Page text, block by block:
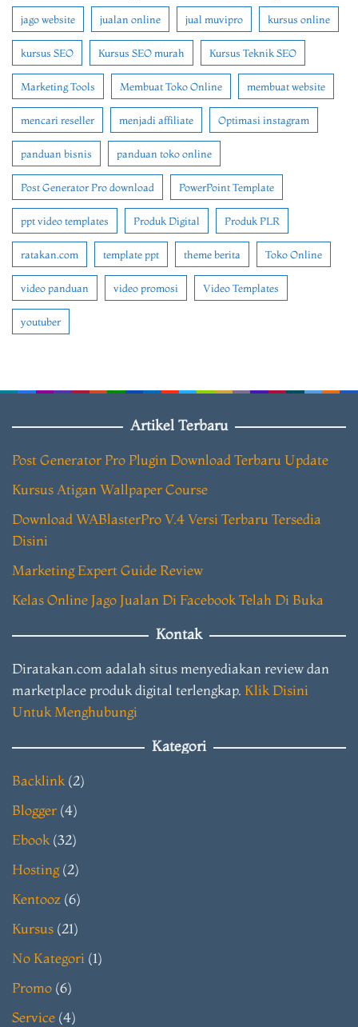
jago website jualan online jual muvipro kursus online
kursus SEO Kursus SEO murah Kursus Teknik SEO
Marketing Tools Membuat Toko Online membuat website
mencari reseller menjadi affiliate Optimasi instagram
panduan bisnis panduan toko online
Post Generator Pro download PowerPoint Template
ppt video templates Produk Digital Produk PLR
ratakan.com template ppt theme berita Toko Online
video panduan video promosi Video Templates
youtuber
Artikel Terbaru
Post Generator Pro Plugin Download Terbaru Update
Kursus Atigan Wallpaper Course
Download WABlasterPro V.4 Versi Terbaru Tersedia
Disini
Marketing Expert Guide Review
Kelas Online Jago Jualan Di Facebook Telah Di Buka
Kontak
Diratakan.com adalah situs menyediakan review dan
marketplace produk digital terlengkap. Klik Disini
Untuk Menghubungi
Kategori
Backlink (2)
Blogger (4)
Ebook (32)
Hosting(2)
Kentooz (6)
Kursus (21)
No Kategori (1)
Promo (6)
Service (4)